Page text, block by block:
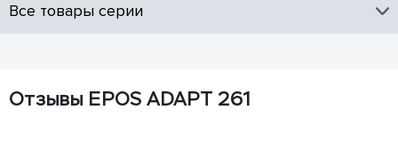
Все товары серии
Отзывы EPOS ADAPT 261